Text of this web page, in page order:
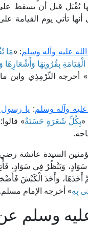
يُقْبَل قبل أن يسقط
تأتي يوم القيامة
عليه وآله وسلم: «مَا
بِقُرُونِهَا وَأَشْعَارِهَا
» أخرجه التِّرْمِذِي وابن
وآله وسلم: يا رسول
«بِكُلِّ شَعَرَةٍ حَسَنَةٌ»
السيدة عائشة رضي
وَيَنْظُرُ فِي سَوَادٍ،
أَخَذَهَا، وَأَخَذَ الْكَبْشَ
بِهِ» أخرجه الإمام مسلم.
وسلم